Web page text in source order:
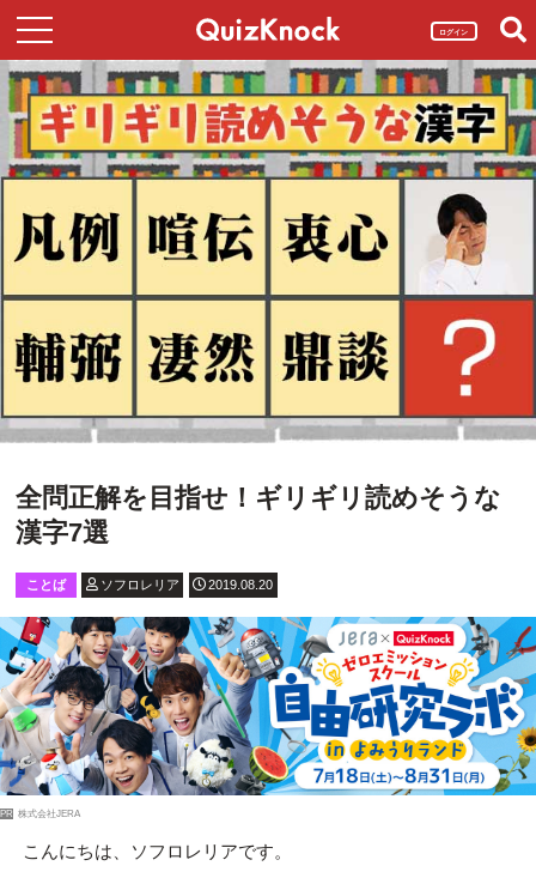
ログイン
全問正解を目指せ！ギリギリ読めそうな
漢字7選
ことば ソフロレリア 2019.08.20
PR 株式会社JERA
こんにちは、ソフロレリアです。